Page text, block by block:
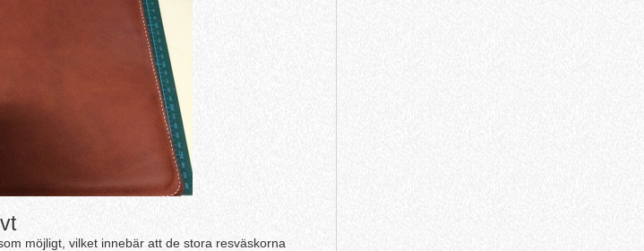
möjligt, vilket innebär att de stora resväskorna